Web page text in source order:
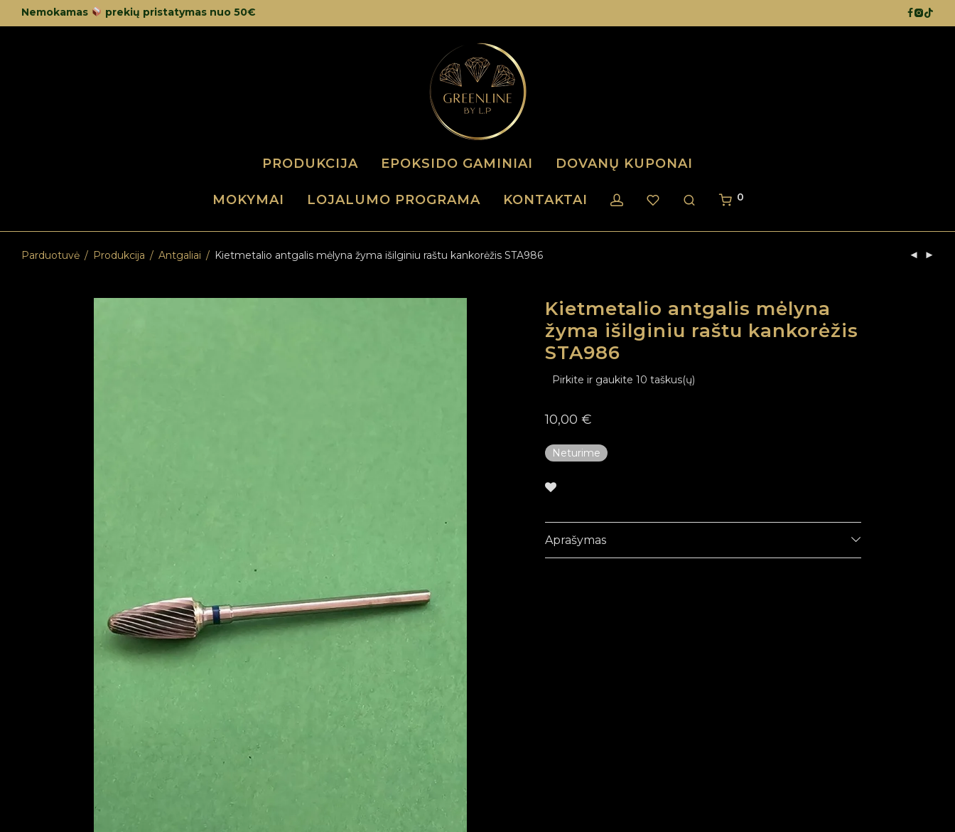
Nemokamas prekių pristatymas nuo 50€
PRODUKCIJA EPOKSIDO GAMINIAI DOVANŲ KUPONAI
MOKYMAI LOJALUMO PROGRAMA KONTAKTAI 0
Parduotuvė / Produkcija / Antgaliai / Kietmetalio antgalis mėlyna žyma išilginiu raštu kankorėžis STA986
Kietmetalio antgalis mėlyna
žyma išilginiu raštu kankorėžis
STA986
Pirkite ir gaukite 10 taškus(ų)
10,00 €
Neturime
Aprašymas